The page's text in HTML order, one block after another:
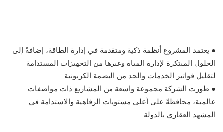
● يعتمد المشروع أنظمة ذكية ومتقدمة في إدارة الطاقة، إضافةً إلى
الحلول المبتكرة لإدارة المياه وغيرها من التجهيزات المستدامة
لتقليل فواتير الخدمات والحد من البصمة الكربونية
● طورت الشركة مجموعة واسعة من المشاريع ذات مواصفات
عالمية، محافظةً على أعلى مستويات الرفاهية والاستدامة في
المشهد العقاري بالدولة